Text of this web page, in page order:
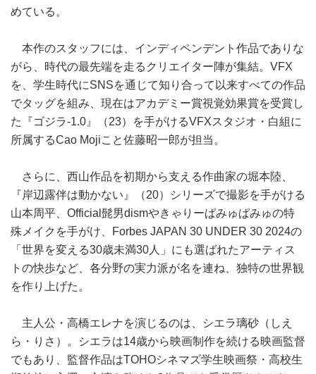
めている。
本作のスタッフには、インディペンデント作品でありな
がら、時代の最先端を走るクリエイター陣が集結。VFX
を、学生時代にSNSを通じて知り合って以来すべての作品
でタッグを組み、現在はアカデミー賞視覚効果賞を受賞し
た『ゴジラ-1.0』（23）を手がけるVFXスタジオ・白組に
所属するCao Mojiこと佐藤昭一郎が担当。
さらに、西山作品を初期から支える作曲家の堀本陸、
『岸辺露伴は動かない』（20）シリーズで撮影を手がける
山本周平、Official髭男dismやきゃりーぱみゅぱみゅの特
殊メイクを手がけ、Forbes JAPAN 30 UNDER 30 2024の
「世界を変える30歳未満30人」にも選ばれたアーティス
トの快歩など、各分野の実力派が名を連ね、独特の世界観
を作り上げた。
主人公・高橋エレナを演じるのは、シエラ璃砂（しえ
ら・りさ）。シエラは14歳から映画制作を続ける映画監督
でもあり、監督作品はTOHOシネマズ学生映画祭・高校生